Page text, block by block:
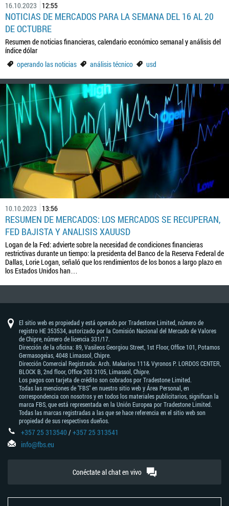
16.10.2023 12:55
NOTICIAS DE MERCADOS PARA LA SEMANA DEL 16 AL 20
DE OCTUBRE
Resumen de noticias financieras, calendario económico semanal y análisis del
índice dólar
operando las noticias
análisis técnico usd
10.10.2023 13:56
RESUMEN DE MERCADOS: LOS MERCADOS SE RECUPERAN,
FED BAJISTA Y ANALISIS XAUUSD
Logan de la Fed: advierte sobre la necesidad de condiciones financieras
restrictivas durante un tiempo: la presidenta del Banco de la Reserva Federal de
Dallas, Lorie Logan, señaló que los rendimientos de los bonos a largo plazo en
los Estados Unidos han…
El sitio web es propiedad y está operado por Tradestone Limited, número de
registro HE 353534, autorizado por la Comisión Nacional del Mercado de Valores
de Chipre, número de licencia 331/17.
Dirección de la oficina: 89, Vasileos Georgiou Street, 1st Floor, Office 101, Potamos
Germasogeias, 4048 Limassol, Chipre.
Dirección Comercial Registrada: Arch. Makariou 111& Vyronos Р. LORDOS CENTER,
BLOCK В, 2nd floor, Office 203 3105, Limassol, Chipre.
Los pagos con tarjeta de crédito son cobrados por Tradestone Limited.
Todas las menciones de "FBS" en nuestro sitio web y Área Personal, en
correspondencia con nosotros y en todos los materiales publicitarios, significan la
marca FBS, que está representada en la Unión Europea por Tradestone Limited.
Todas las marcas registradas a las que se hace referencia en el sitio web son
propiedad de sus respectivos dueños.
+357 25 313540/+357 25 313541
info@fbs.eu
Conéctate al chat en vivo